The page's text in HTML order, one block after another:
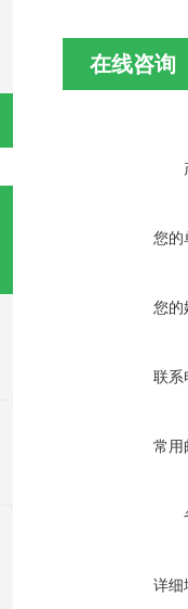
在线咨询
您的
您的
联系
常用
详细